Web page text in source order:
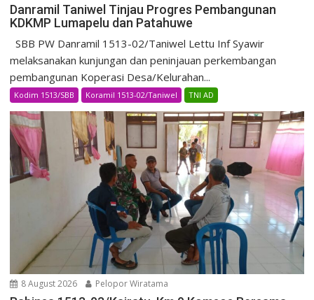
Danramil Taniwel Tinjau Progres Pembangunan
KDKMP Lumapelu dan Patahuwe
SBB PW Danramil 1513-02/Taniwel Lettu Inf Syawir
melaksanakan kunjungan dan peninjauan perkembangan
pembangunan Koperasi Desa/Kelurahan...
Kodim 1513/SBB Koramil 1513-02/Taniwel TNI AD
8 August 2026 Pelopor Wiratama